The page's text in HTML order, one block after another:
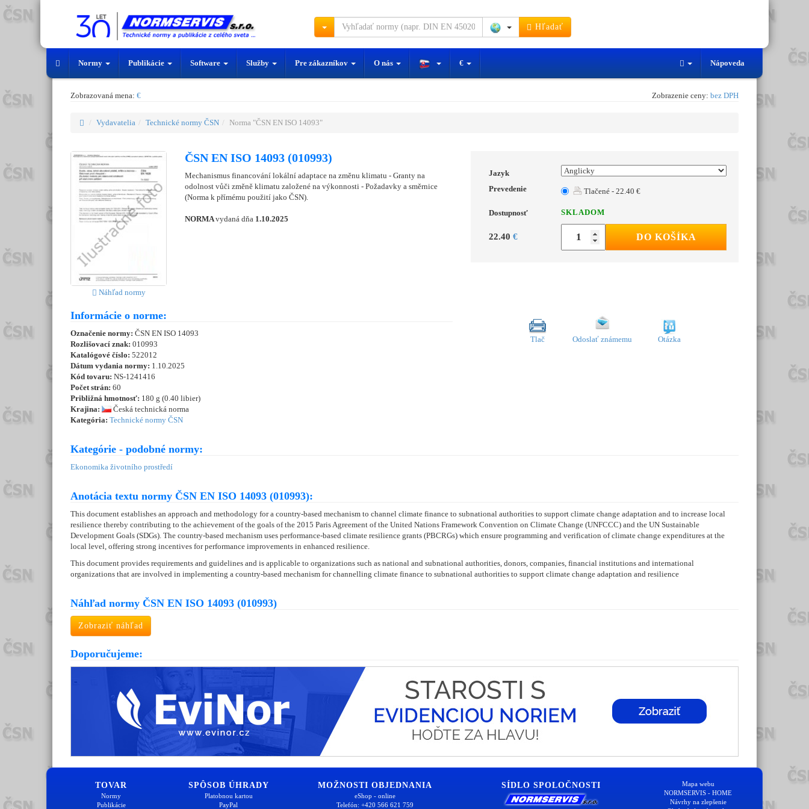
Hľadať
Normy Publikácie Software Služby Pre zákazníkov O nás € Nápoveda
Zobrazovaná mena: € Zobrazenie ceny: bez DPH
Vydavatelia Technické normy ČSN Norma "ČSN EN ISO 14093"
Náhľad normy
ČSN EN ISO 14093 (010993)
Mechanismus financování lokální adaptace na změnu klimatu - Granty na
odolnost vůči změně klimatu založené na výkonnosti - Požadavky a směrnice
(Norma k přímému použití jako ČSN).
NORMAvydaná dňa 1.10.2025
Jazyk
Prevedenie
Tlačené - 22.40 €
Dostupnosť SKLADOM
22.40 € DO KOŠÍKA
Informácie o norme:
Označenie normy: ČSN EN ISO 14093
Rozlišovací znak: 010993
Katalógové číslo: 522012
Dátum vydania normy: 1.10.2025
Kód tovaru: NS-1241416
Počet strán: 60
Približná hmotnosť: 180 g (0.40 libier)
Krajina:
Česká technická norma
Kategória: Technické normy ČSN
Tlač Odoslať známemu Otázka
Kategórie - podobné normy:
Ekonomika životního prostředí
Anotácia textu normy ČSN EN ISO 14093 (010993):
This document establishes an approach and methodology for a country-based mechanism to channel climate finance to subnational authorities to support climate change adaptation and to increase local
resilience thereby contributing to the achievement of the goals of the 2015 Paris Agreement of the United Nations Framework Convention on Climate Change (UNFCCC) and the UN Sustainable
Development Goals (SDGs). The country-based mechanism uses performance-based climate resilience grants (PBCRGs) which ensure programming and verification of climate change expenditures at the
local level, offering strong incentives for performance improvements in enhanced resilience.
This document provides requirements and guidelines and is applicable to organizations such as national and subnational authorities, donors, companies, financial institutions and international
organizations that are involved in implementing a country-based mechanism for channelling climate finance to subnational authorities to support climate change adaptation and resilience
Náhľad normy ČSN EN ISO 14093 (010993)
Zobraziť náhľad
Doporučujeme:
TOVAR
Normy
Publikácie
SPÔSOB ÚHRADY
Platobnou kartou
PayPal
MOŽNOSTI OBJEDNANIA
eShop - online
Telefón: +420 566 621 759
SÍDLO SPOLOČNOSTI
Mapa webu
NORMSERVIS - HOME
Návrhy na zlepšenie